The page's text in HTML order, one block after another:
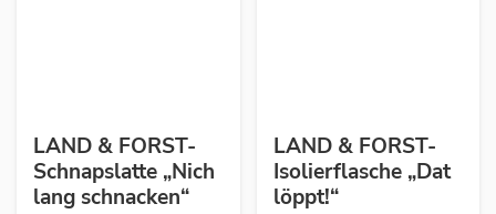
LAND & FORST-
Schnapslatte „Nich
lang schnacken“
LAND & FORST-
Isolierflasche „Dat
löppt!“